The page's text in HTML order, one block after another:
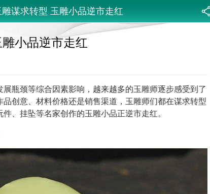
谋求转型 玉雕小品逆市走红
小品逆市走红
颈等综合因素影响，越来越多的玉雕师逐步感受到了
创意、材料价格还是销售渠道，玉雕师们都在谋求转型
、挂坠等名家创作的玉雕小品正逆市走红。